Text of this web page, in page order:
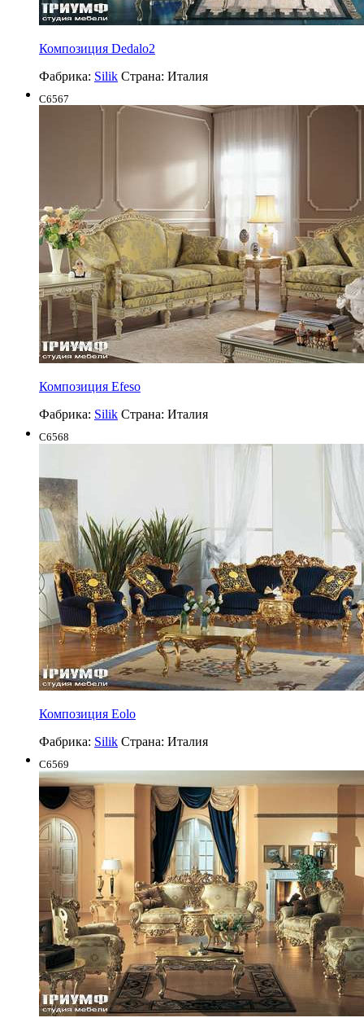
Композиция Dedalo2
Фабрика: Silik Страна: Италия
C6567
Композиция Efeso
Фабрика: Silik Страна: Италия
C6568
Композиция Eolo
Фабрика: Silik Страна: Италия
C6569